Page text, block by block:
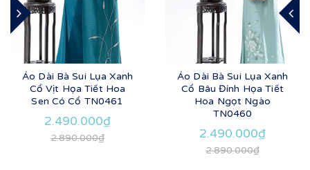
Áo Dài Bà Sui Lụa Xanh
Cổ Vịt Họa Tiết Hoa
Sen Có Cổ TN0461
2.490.000₫
2.890.000₫
Áo Dài Bà Sui Lụa Xanh
Cổ Bâu Đính Họa Tiết
Hoa Ngọt Ngào
TN0460
2.490.000₫
2.890.000₫